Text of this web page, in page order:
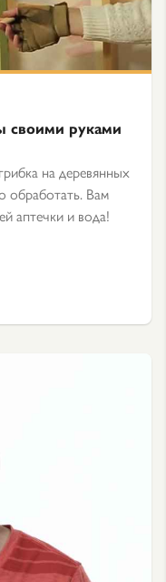
своими руками
на деревянных
обработать. Вам
аптечки и вода!